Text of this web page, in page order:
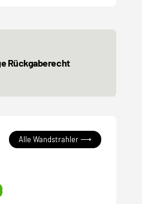
Rückgaberecht
Alle Wandstrahler ⟶